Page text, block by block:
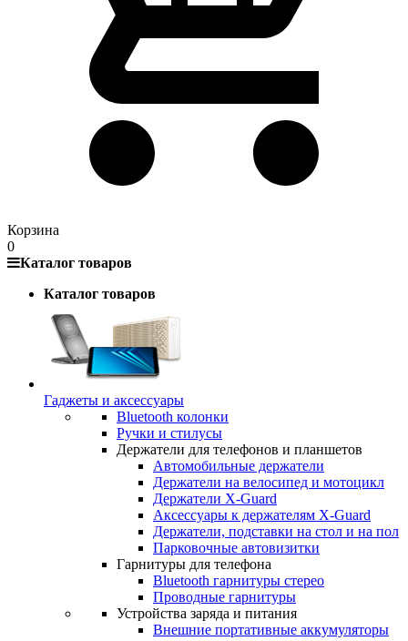
Корзина
0
Каталог товаров
Каталог товаров
Гаджеты и аксессуары
Bluetooth колонки
Ручки и стилусы
Держатели для телефонов и планшетов
Автомобильные держатели
Держатели на велосипед и мотоцикл
Держатели X-Guard
Аксессуары к держателям X-Guard
Держатели, подставки на стол и на пол
Парковочные автовизитки
Гарнитуры для телефона
Bluetooth гарнитуры стерео
Проводные гарнитуры
Устройства заряда и питания
Внешние портативные аккумуляторы